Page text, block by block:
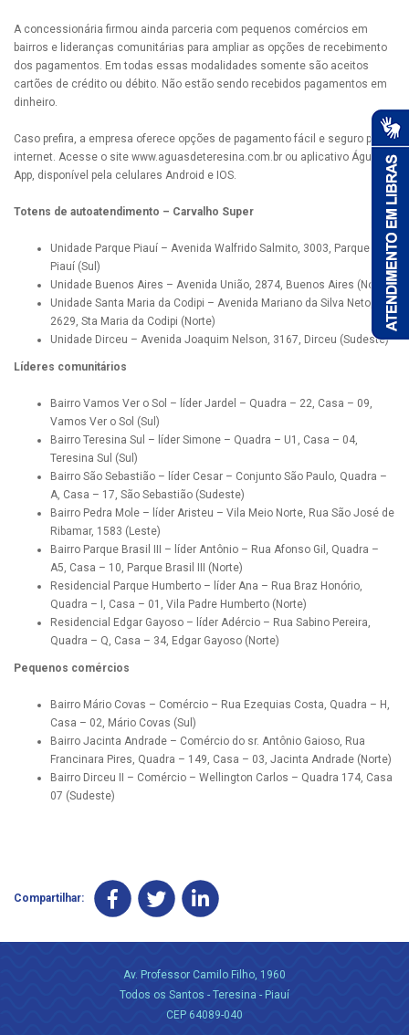
A concessionária firmou ainda parceria com pequenos comércios em
bairros e lideranças comunitárias para ampliar as opções de recebimento
dos pagamentos. Em todas essas modalidades somente são aceitos
cartões de crédito ou débito. Não estão sendo recebidos pagamentos em
dinheiro.
Caso prefira, a empresa oferece opções de pagamento fácil e seguro pela
internet. Acesse o site www.aguasdeteresina.com.br ou aplicativo Águas
App, disponível pela celulares Android e IOS.
Totens de autoatendimento – Carvalho Super
Unidade Parque Piauí – Avenida Walfrido Salmito, 3003, Parque
Piauí (Sul)
Unidade Buenos Aires – Avenida União, 2874, Buenos Aires (Norte)
Unidade Santa Maria da Codipi – Avenida Mariano da Silva Neto,
2629, Sta Maria da Codipi (Norte)
Unidade Dirceu – Avenida Joaquim Nelson, 3167, Dirceu (Sudeste)
Líderes comunitários
Bairro Vamos Ver o Sol – líder Jardel – Quadra – 22, Casa – 09,
Vamos Ver o Sol (Sul)
Bairro Teresina Sul – líder Simone – Quadra – U1, Casa – 04,
Teresina Sul (Sul)
Bairro São Sebastião – líder Cesar – Conjunto São Paulo, Quadra –
A, Casa – 17, São Sebastião (Sudeste)
Bairro Pedra Mole – líder Aristeu – Vila Meio Norte, Rua São José de
Ribamar, 1583 (Leste)
Bairro Parque Brasil III – líder Antônio – Rua Afonso Gil, Quadra –
A5, Casa – 10, Parque Brasil III (Norte)
Residencial Parque Humberto – líder Ana – Rua Braz Honório,
Quadra – I, Casa – 01, Vila Padre Humberto (Norte)
Residencial Edgar Gayoso – líder Adércio – Rua Sabino Pereira,
Quadra – Q, Casa – 34, Edgar Gayoso (Norte)
Pequenos comércios
Bairro Mário Covas – Comércio – Rua Ezequias Costa, Quadra – H,
Casa – 02, Mário Covas (Sul)
Bairro Jacinta Andrade – Comércio do sr. Antônio Gaioso, Rua
Francinara Pires, Quadra – 149, Casa – 03, Jacinta Andrade (Norte)
Bairro Dirceu II – Comércio – Wellington Carlos – Quadra 174, Casa
07 (Sudeste)
Compartilhar:
Av. Professor Camilo Filho, 1960
Todos os Santos - Teresina - Piauí
CEP 64089-040